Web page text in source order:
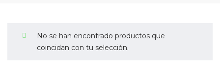
No se han encontrado productos que
coincidan con tu selección.